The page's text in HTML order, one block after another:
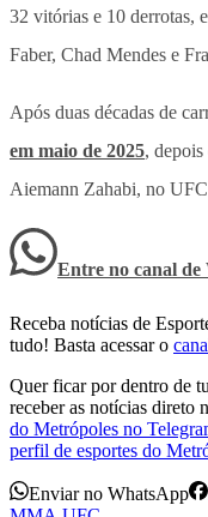
32 vitórias e 10 derrotas,
Faber, Chad Mendes e
Após duas décadas de
em maio de 2025,
Aiemann Zahabi, no
Entre no canal
Receba notícias de
tudo! Basta acessar o
Quer ficar por dentro de
receber as notícias direto
do Metrópoles no
perfil de esportes do
Enviar no WhatsApp